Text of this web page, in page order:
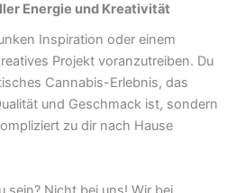
Energie und Kreativität
Inspiration oder einem
Projekt voranzutreiben. Du
Cannabis-Erlebnis, das
und Geschmack ist, sondern
zu dir nach Hause